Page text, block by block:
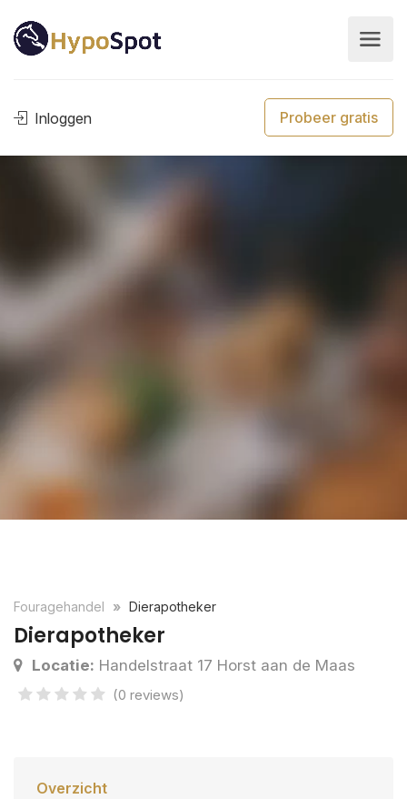
Inloggen Probeer gratis
Fouragehandel Dierapotheker
Dierapotheker
Locatie: Handelstraat 17 Horst aan de Maas
(0 reviews)
Overzicht